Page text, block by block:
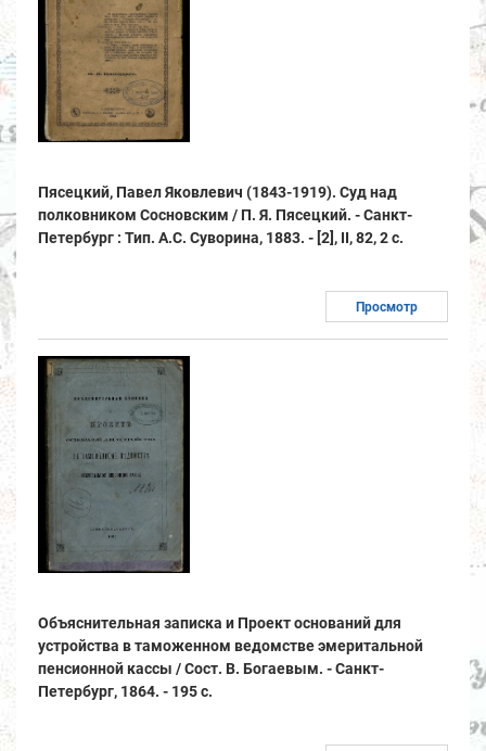
Пясецкий, Павел Яковлевич (1843-1919). Суд над
полковником Сосновским / П. Я. Пясецкий. - Санкт-
Петербург : Тип. А.С. Суворина, 1883. - [2], II, 82, 2 с.
Просмотр
Объяснительная записка и Проект оснований для
устройства в таможенном ведомстве эмеритальной
пенсионной кассы / Сост. В. Богаевым. - Санкт-
Петербург, 1864. - 195 с.